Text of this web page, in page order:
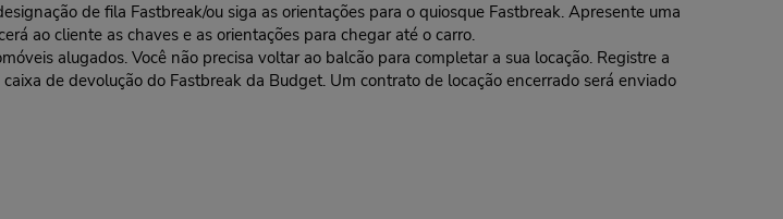
de fila Fastbreak/ou siga as orientações para o quiosque Fastbreak. Apresente uma
ao cliente as chaves e as orientações para chegar até o carro.
alugados. Você não precisa voltar ao balcão para completar a sua locação. Registre a
de devolução do Fastbreak da Budget. Um contrato de locação encerrado será enviado